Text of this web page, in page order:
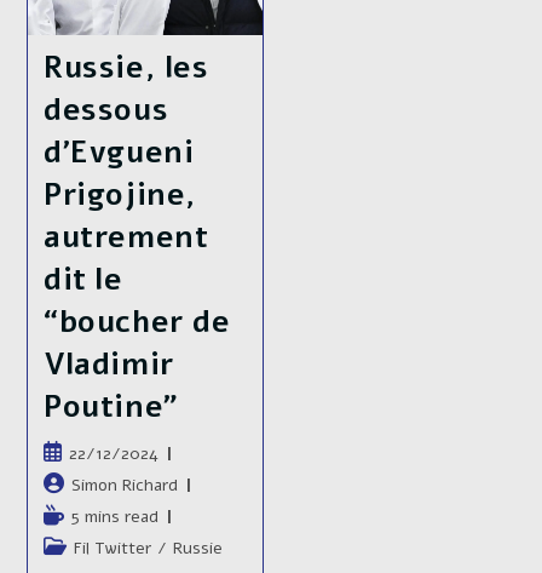
Russie, les
dessous
d’Evgueni
Prigojine,
autrement
dit le
“boucher de
Vladimir
Poutine”
Publication
publiée :
22/12/2024
Auteur/autrice
de
la
publication :
Simon Richard
Temps
de
5 mins read
PostFil Twitter / Russie